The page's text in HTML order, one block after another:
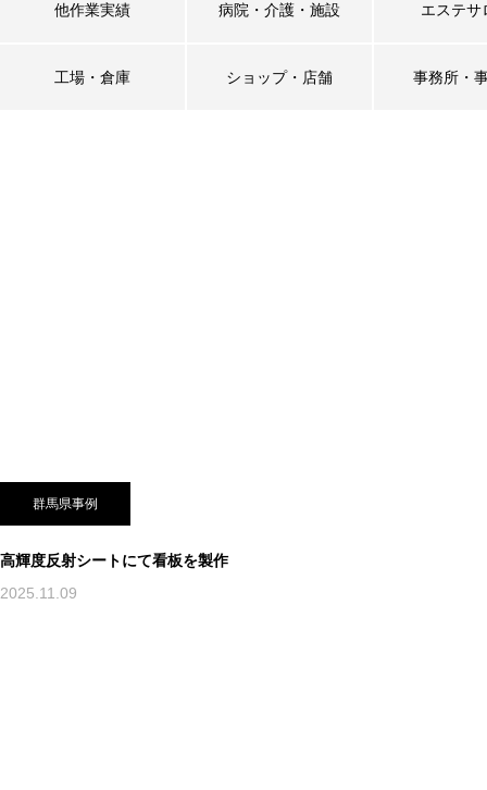
他作業実績 病院・介護・施設 エステサ
工場・倉庫 ショップ・店舗 事務所・
群馬県事例
高輝度反射シートにて看板を製作
2025.11.09